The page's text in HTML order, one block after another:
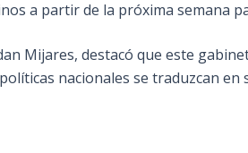
a partir de la próxima semana
Mijares, destacó que este
nacionales se traduzcan